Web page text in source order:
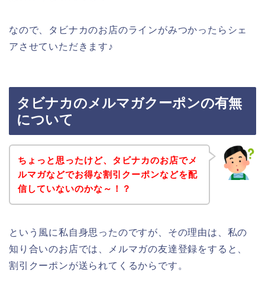
なので、タビナカのお店のラインがみつかったらシェ
アさせていただきます♪
タビナカのメルマガクーポンの有無
について
ちょっと思ったけど、タビナカのお店でメ
ルマガなどでお得な割引クーポンなどを配
信していないのかな～！？
という風に私自身思ったのですが、その理由は、私の
知り合いのお店では、メルマガの友達登録をすると、
割引クーポンが送られてくるからです。